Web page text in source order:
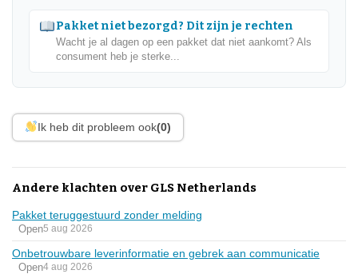
Pakket niet bezorgd? Dit zijn je rechten
Wacht je al dagen op een pakket dat niet aankomt? Als
consument heb je sterke...
Ik heb dit probleem ook(0)
Andere klachten over GLS Netherlands
Pakket teruggestuurd zonder melding
Open5 aug 2026
Onbetrouwbare leverinformatie en gebrek aan communicatie
Open4 aug 2026